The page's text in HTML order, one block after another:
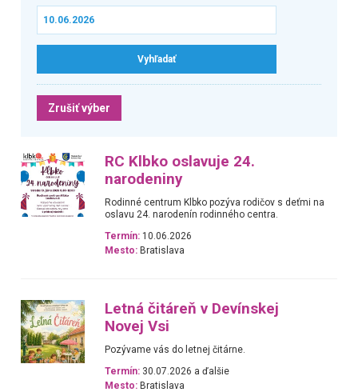
Zrušiť výber
RC Klbko oslavuje 24.
narodeniny
Rodinné centrum Klbko pozýva rodičov s deťmi na
oslavu 24. narodenín rodinného centra.
Termín: 10.06.2026
Mesto: Bratislava
Letná čitáreň v Devínskej
Novej Vsi
Pozývame vás do letnej čitárne.
Termín: 30.07.2026 a ďalšie
Mesto: Bratislava